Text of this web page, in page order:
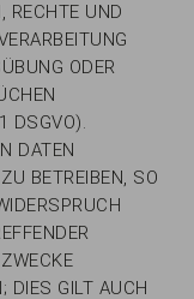
RECHTE UND
ODER
DSGVO).
DATEN
BETREIBEN, SO
DIES GILT AUCH